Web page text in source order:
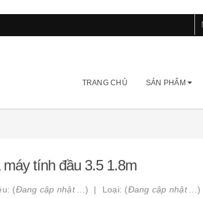
TRANG CHỦ SẢN PHẨM
máy tính đầu 3.5 1.8m
(Đang cập nhật ... ) Loại: (Đang cập nhật ... )